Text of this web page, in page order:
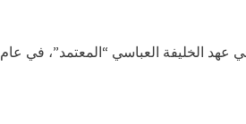
في عام 259هـ/ 873م بسبب داءٍ شديد أصاب ركبتيه وانتشر في جسمه ليصل إلى رأسه.